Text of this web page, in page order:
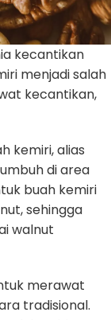
kecantikan
menjadi salah
kecantikan,
kemiri, alias
di area
buah kemiri
sehingga
walnut
merawat
tradisional.